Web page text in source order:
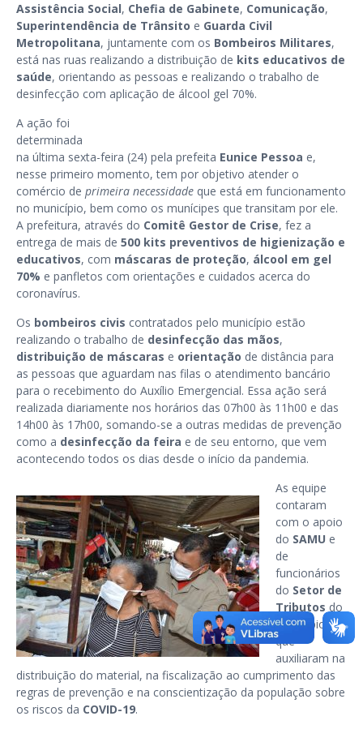
Assistência Social, Chefia de Gabinete, Comunicação,
Superintendência de Trânsito e Guarda Civil
Metropolitana, juntamente com os Bombeiros Militares,
está nas ruas realizando a distribuição de kits educativos de
saúde, orientando as pessoas e realizando o trabalho de
desinfecção com aplicação de álcool gel 70%.
A ação foi
determinada
na última sexta-feira (24) pela prefeita Eunice Pessoa e,
nesse primeiro momento, tem por objetivo atender o
comércio de primeira necessidade que está em funcionamento
no município, bem como os munícipes que transitam por ele.
A prefeitura, através do Comitê Gestor de Crise, fez a
entrega de mais de 500 kits preventivos de higienização e
educativos, com máscaras de proteção, álcool em gel
70% e panfletos com orientações e cuidados acerca do
coronavírus.
Os bombeiros civis contratados pelo município estão
realizando o trabalho de desinfecção das mãos,
distribuição de máscaras e orientação de distância para
as pessoas que aguardam nas filas o atendimento bancário
para o recebimento do Auxílio Emergencial. Essa ação será
realizada diariamente nos horários das 07h00 às 11h00 e das
14h00 às 17h00, somando-se a outras medidas de prevenção
como a desinfecção da feira e de seu entorno, que vem
acontecendo todos os dias desde o início da pandemia.
As equipe
contaram
com o apoio
do SAMU e
de
funcionários
do Setor de
Tributos do
município,
que
auxiliaram na
distribuição do material, na fiscalização ao cumprimento das
regras de prevenção e na conscientização da população sobre
os riscos da COVID-19.